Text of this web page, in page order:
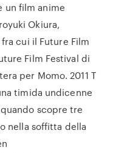
un film anime
Okiura,
cui il Future Film
Film Festival di
per Momo. 2011 T
timida undicenne
scopre tre
nella soffitta della